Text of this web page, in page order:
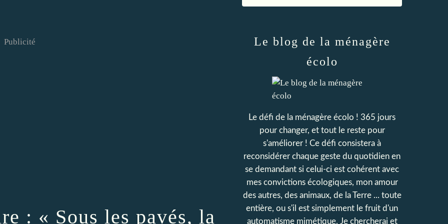
Publicité
: « Sous les pavés, la
Le blog de la ménagère
écolo
Le défi de la ménagère écolo ! 365 jours
pour changer, et tout le reste pour
s'améliorer ! Ce défi consistera à
reconsidérer chaque geste du quotidien en
se demandant si celui-ci est cohérent avec
mes convictions écologiques, mon amour
des autres, des animaux, de la Terre ... toute
entière, ou s'il est simplement le fruit d'un
automatisme mimétique. Je chercherai et